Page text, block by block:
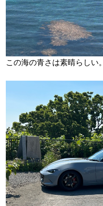
この海の青さは素晴らしい。